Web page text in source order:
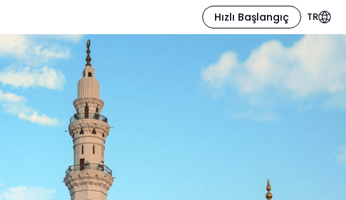
Hızlı Başlangıç TR